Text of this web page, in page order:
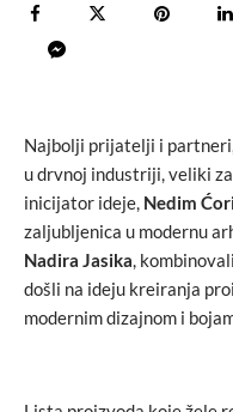
Najbolji prijatelji i
u drvnoj industriji, veliki
inicijator ideje, Nedim
zaljubljenica u modernu
Nadira Jasika,
došli na ideju kreiranja
modernim dizajnom i